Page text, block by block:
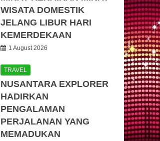
WISATA DOMESTIK
JELANG LIBUR HARI
KEMERDEKAAN
1 August 2026
TRAVEL
NUSANTARA EXPLORER
HADIRKAN
PENGALAMAN
PERJALANAN YANG
MEMADUKAN